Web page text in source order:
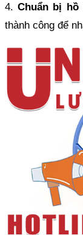
4.Chuẩn bị hồ
thành công để